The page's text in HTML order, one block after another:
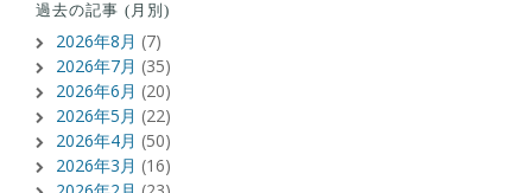
過去の記事 (月別)
2026年8月 (7)
2026年7月 (35)
2026年6月 (20)
2026年5月 (22)
2026年4月 (50)
2026年3月 (16)